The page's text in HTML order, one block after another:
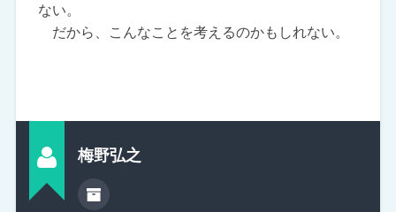
ない。
だから、こんなことを考えるのかもしれない。
梅野弘之